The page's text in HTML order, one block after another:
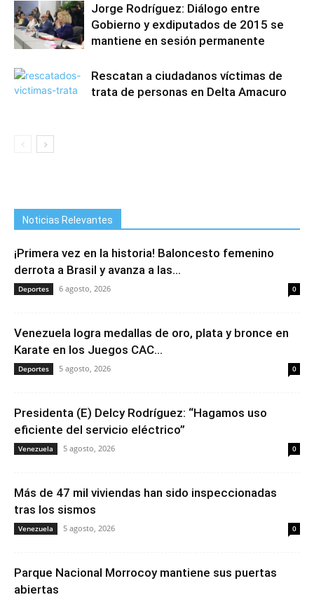
Jorge Rodríguez: Diálogo entre
Gobierno y exdiputados de 2015 se
mantiene en sesión permanente
Rescatan a ciudadanos víctimas de
trata de personas en Delta Amacuro
Noticias Relevantes
¡Primera vez en la historia! Baloncesto femenino
derrota a Brasil y avanza a las...
Deportes 6 agosto, 2026 0
Venezuela logra medallas de oro, plata y bronce en
Karate en los Juegos CAC...
Deportes 5 agosto, 2026 0
Presidenta (E) Delcy Rodríguez: “Hagamos uso
eficiente del servicio eléctrico”
Venezuela 5 agosto, 2026 0
Más de 47 mil viviendas han sido inspeccionadas
tras los sismos
Venezuela 5 agosto, 2026 0
Parque Nacional Morrocoy mantiene sus puertas
abiertas